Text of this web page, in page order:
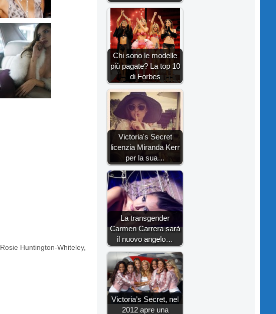
Rosie Huntington-Whiteley,
Chi sono le modelle
più pagate? La top 10
di Forbes
Victoria's Secret
licenzia Miranda Kerr
per la sua…
La transgender
Carmen Carrera sarà
il nuovo angelo…
Victoria’s Secret, nel
2012 apre una